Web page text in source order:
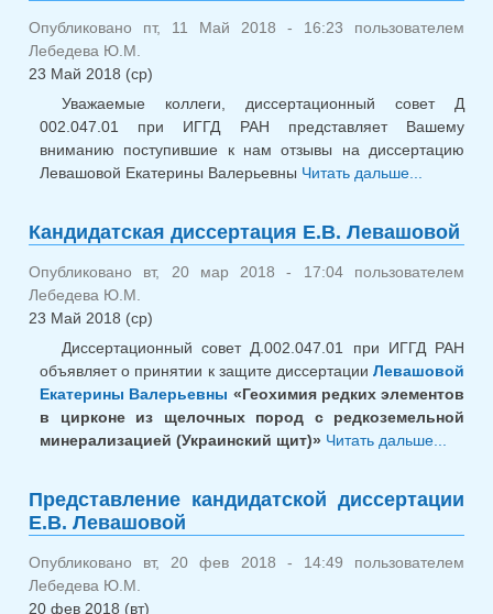
Опубликовано пт, 11 Май 2018 - 16:23 пользователем
Лебедева Ю.М.
23 Май 2018 (ср)
Уважаемые коллеги, диссертационный совет Д
002.047.01 при ИГГД РАН представляет Вашему
вниманию поступившие к нам отзывы на диссертацию
Левашовой Екатерины Валерьевны Читать дальше...
Е.В.
Кандидатская диссертация Е.В. Левашовой
Опубликовано вт, 20 мар 2018 - 17:04 пользователем
Лебедева Ю.М.
23 Май 2018 (ср)
Диссертационный совет Д.002.047.01 при ИГГД РАН
объявляет о принятии к защите диссертации Левашовой
Екатерины Валерьевны «Геохимия редких элементов
в цирконе из щелочных пород с редкоземельной
минерализацией (Украинский щит)» Читать дальше...
Е.В.
Представление кандидатской диссертации
Е.В. Левашовой
Опубликовано вт, 20 фев 2018 - 14:49 пользователем
Лебедева Ю.М.
20 фев 2018 (вт)